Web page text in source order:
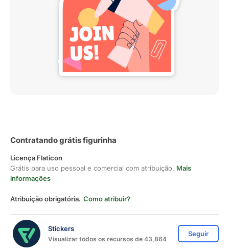
Contratando grátis figurinha
Licença Flaticon
Grátis para uso pessoal e comercial com atribuição. Mais
informações
Atribuição obrigatória. Como atribuir?
Stickers
Visualizar todos os recursos de 43,864
Seguir